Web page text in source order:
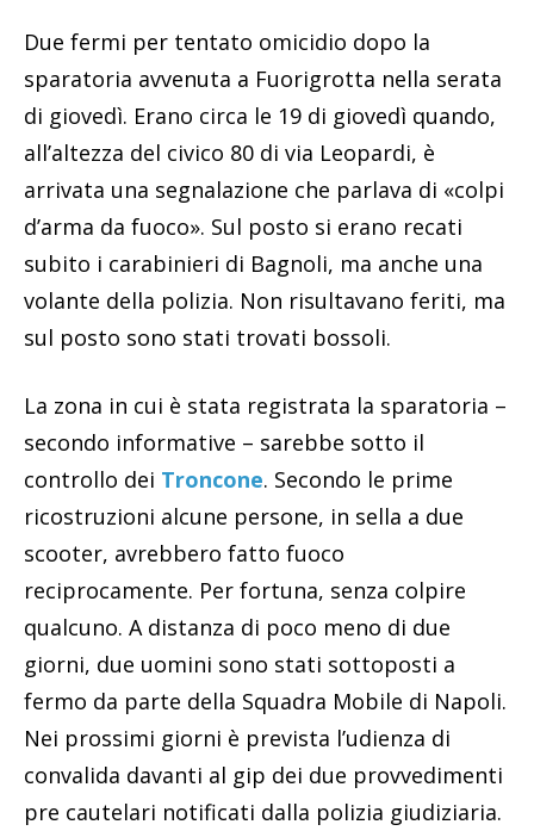
Due fermi per tentato omicidio dopo la
sparatoria avvenuta a Fuorigrotta nella serata
di giovedì. Erano circa le 19 di giovedì quando,
all’altezza del civico 80 di via Leopardi, è
arrivata una segnalazione che parlava di «colpi
d’arma da fuoco». Sul posto si erano recati
subito i carabinieri di Bagnoli, ma anche una
volante della polizia. Non risultavano feriti, ma
sul posto sono stati trovati bossoli.
La zona in cui è stata registrata la sparatoria –
secondo informative – sarebbe sotto il
controllo dei Troncone. Secondo le prime
ricostruzioni alcune persone, in sella a due
scooter, avrebbero fatto fuoco
reciprocamente. Per fortuna, senza colpire
qualcuno. A distanza di poco meno di due
giorni, due uomini sono stati sottoposti a
fermo da parte della Squadra Mobile di Napoli.
Nei prossimi giorni è prevista l’udienza di
convalida davanti al gip dei due provvedimenti
pre cautelari notificati dalla polizia giudiziaria.